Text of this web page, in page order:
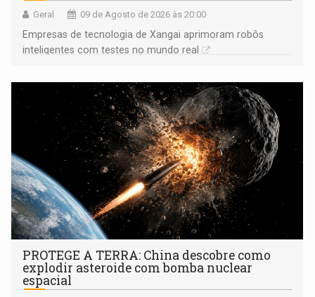
Geral 09 de Agosto de 2026 às 20:00
Empresas de tecnologia de Xangai aprimoram robôs
inteligentes com testes no mundo real
PROTEGE A TERRA: China descobre como
explodir asteroide com bomba nuclear
espacial